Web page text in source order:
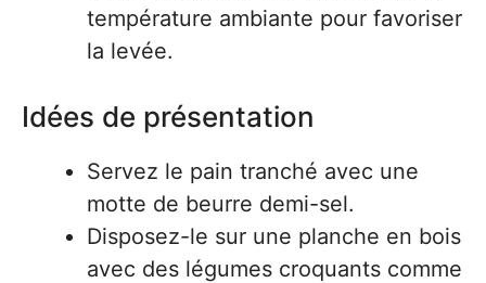
température ambiante pour favoriser
la levée.
Idées de présentation
Servez le pain tranché avec une
motte de beurre demi-sel.
Disposez-le sur une planche en bois
avec des légumes croquants comme